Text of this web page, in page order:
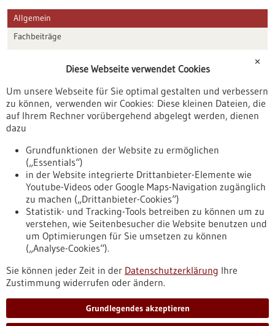
Allgemein
Fachbeiträge
Veranstaltungen
Erscheinungsdatum
Nach oben
Informiert bleiben
Newsletter abonnieren
✕
Diese Webseite verwendet Cookies
Um unsere Webseite für Sie optimal gestalten und verbessern
zu können, verwenden wir Cookies: Diese kleinen Dateien, die
auf Ihrem Rechner vorübergehend abgelegt werden, dienen
dazu
Grundfunktionen der Website zu ermöglichen
(„Essentials“)
in der Website integrierte Drittanbieter-Elemente wie
Youtube-Videos oder Google Maps-Navigation zugänglich
zu machen („Drittanbieter-Cookies“)
Statistik- und Tracking-Tools betreiben zu können um zu
verstehen, wie Seitenbesucher die Website benutzen und
um Optimierungen für Sie umsetzen zu können
(„Analyse-Cookies“).
Sie können jeder Zeit in der Datenschutzerklärung Ihre
Zustimmung widerrufen oder ändern.
Grundlegendes akzeptieren